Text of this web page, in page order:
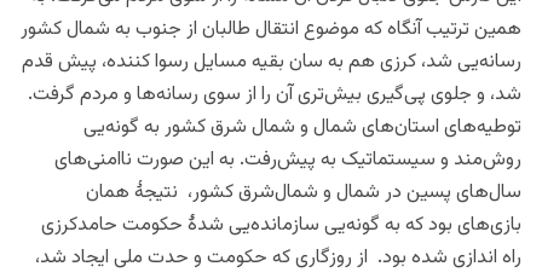
همین ترتیب آنگاه که موضوع انتقال طالبان از جنوب به شمال کشور
رسانه‌یی شد، کرزی هم به سان بقیه مسایل رسوا کننده، پیش‌ قدم
شد، و جلوی پی‌گیری بیش‌تری آن را از سوی رسانه‌ها و مردم گرفت.
توطیه‌های استان‌های شمال و شمال شرق کشور به گونه‌یی
روش‌مند و سیستماتیک به پیش‌رفت. به این صورت ناامنی‌های
سال‌های پسین در شمال و شمال‌شرق کشور، نتیجۀ همان
بازی‌های بود که به گونه‌یی سازمانده‌یی شدۀ حکومت حامدکرزی
راه اندازی شده بود. از روزگاری که حکومت و حدت ملی ایجاد شد،